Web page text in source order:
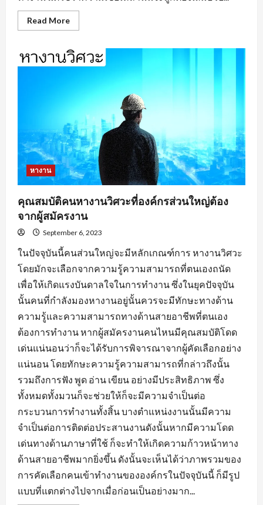
Read MoreRead
more
งาน
อยุธยา
ตาม
หางาน
คุณสมบัติคนหางานวิศวะที่องค์กรส่วนใหญ่ต้อง
จากผู้สมัครงาน
September 6, 2023
ในปัจจุบันนี้คนส่วนใหญ่จะมีหลักเกณฑ์การ หางานวิศวะ
โดยมักจะเลือกจากความรู้ความสามารถที่ตนเองถนัด
เพื่อให้เกิดแรงบันดาลใจในการทำงาน ซึ่งในยุคปัจจุบัน
นั้นคนที่กำลังมองหางานอยู่นั้นควรจะมีทักษะทางด้าน
ความรู้และความสามารถทางด้านสายอาชีพที่ตนเอง
ต้องการทำงาน หากผู้สมัครงานคนไหนมีคุณสมบัติโดด
เด่นแน่นอนว่าก็จะได้รับการพิจารณาจากผู้คัดเลือกอย่าง
แน่นอน โดยทักษะความรู้ความสามารถที่กล่าวถึงนั้น
รวมถึงการฟัง พูด อ่าน เขียน อย่างมีประสิทธิภาพ ซึ่ง
ทั้งหมดทั้งมวนก็จะช่วยให้ก็จะมีความจำเป็นต่อ
กระบวนการทำงานทั้งสิ้น บางตำแหน่งงานนั้นมีความ
จำเป็นต่อการติดต่อประสานงานดังนั้นหากมีความโดด
เด่นทางด้านภาษาที่ใช้ ก็จะทำให้เกิดความก้าวหน้าทาง
ด้านสายอาชีพมากยิ่งขึ้น ดังนั้นจะเห็นได้ว่าภาพรวมของ
การคัดเลือกคนเข้าทำงานขององค์กรในปัจจุบันนี้ ก็มีรูป
แบบที่แตกต่างไปจากเมื่อก่อนเป็นอย่างมาก...